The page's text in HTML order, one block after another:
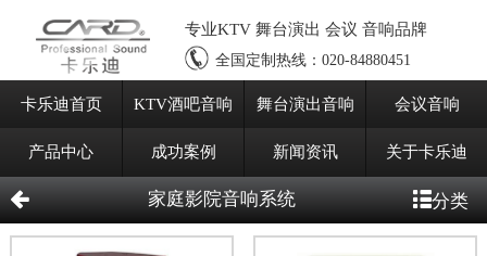
专业KTV 舞台演出 会议 音响品牌
全国定制热线： 020-84880451
卡乐迪首页 KTV酒吧音响 舞台演出音响 会议音响
产品中心 成功案例 新闻资讯 关于卡乐迪
家庭影院音响系统 分类